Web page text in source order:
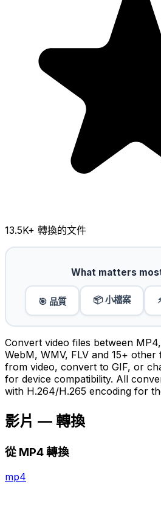
13.5K+ 轉換的文件
What matters
🎯 品質 📦 小檔案
Convert video files between
WebM, WMV, FLV and 15+
from video, convert to GIF, or
for device compatibility. All
with H.264/H.265 encoding for
影片 — 轉換
從 MP4 轉換
mp4